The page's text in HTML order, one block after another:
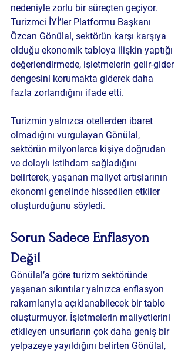
nedeniyle zorlu bir süreçten geçiyor.
Turizmci İYİ’ler Platformu Başkanı
Özcan Gönülal, sektörün karşı karşıya
olduğu ekonomik tabloya ilişkin yaptığı
değerlendirmede, işletmelerin gelir-gider
dengesini korumakta giderek daha
fazla zorlandığını ifade etti.
Turizmin yalnızca otellerden ibaret
olmadığını vurgulayan Gönülal,
sektörün milyonlarca kişiye doğrudan
ve dolaylı istihdam sağladığını
belirterek, yaşanan maliyet artışlarının
ekonomi genelinde hissedilen etkiler
oluşturduğunu söyledi.
Sorun Sadece Enflasyon
Değil
Gönülal’a göre turizm sektöründe
yaşanan sıkıntılar yalnızca enflasyon
rakamlarıyla açıklanabilecek bir tablo
oluşturmuyor. İşletmelerin maliyetlerini
etkileyen unsurların çok daha geniş bir
yelpazeye yayıldığını belirten Gönülal,